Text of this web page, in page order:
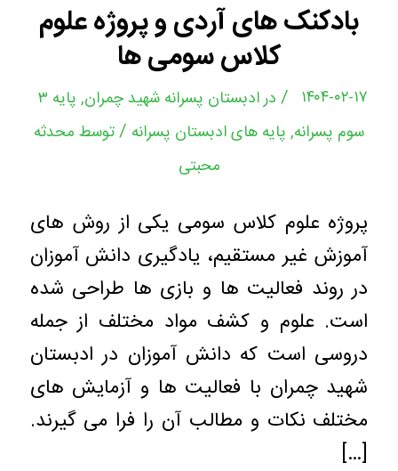
بادکنک های آردی و پروژه علوم
کلاس سومی ها
۱۴۰۴-۰۲-۱۷ / درادبستان پسرانه شهید چمران,
پایه ۳
سوم پسرانه, پایه های ادبستان پسرانه /توسط محدثه
محبتی
پروژه علوم کلاس سومی یکی از روش های
آموزش غیر مستقیم، یادگیری دانش آموزان
در روند فعالیت ها و بازی ها طراحی شده
است. علوم و کشف مواد مختلف از جمله
دروسی است که دانش آموزان در ادبستان
شهید چمران با فعالیت ها و آزمایش های
مختلف نکات و مطالب آن را فرا می گیرند.
[…]